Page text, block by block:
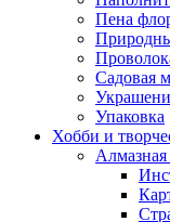
Пена
Садовая
Упаковка
Хобби и